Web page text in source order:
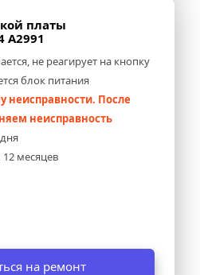
платы
A2991
не реагирует на кнопку
блок питания
неисправности. После
неисправность
12 месяцев
на ремонт